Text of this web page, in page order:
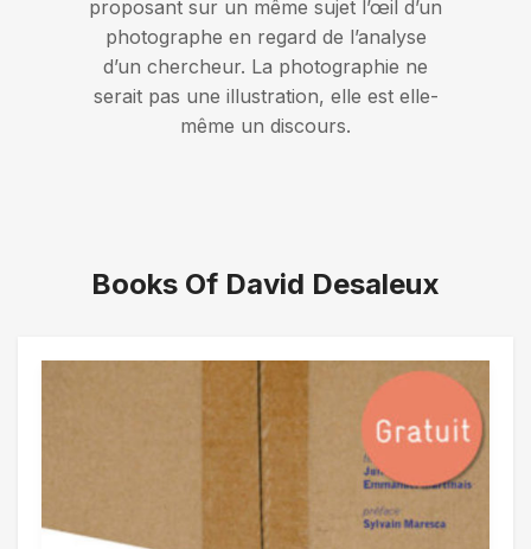
proposant sur un même sujet l’œil d’un
photographe en regard de l’analyse
d’un chercheur. La photographie ne
serait pas une illustration, elle est elle-
même un discours.
Books Of David Desaleux